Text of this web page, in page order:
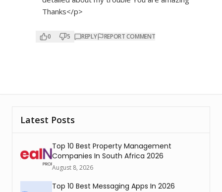
Thanks</p>
0 5 REPLY REPORT COMMENT
Latest Posts
Top 10 Best Property Management
Companies In South Africa 2026
August 8, 2026
Top 10 Best Messaging Apps In 2026